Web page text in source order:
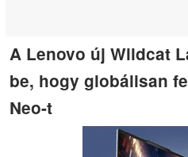
A Lenovo új Wildcat
be, hogy globálisan
Neo-t